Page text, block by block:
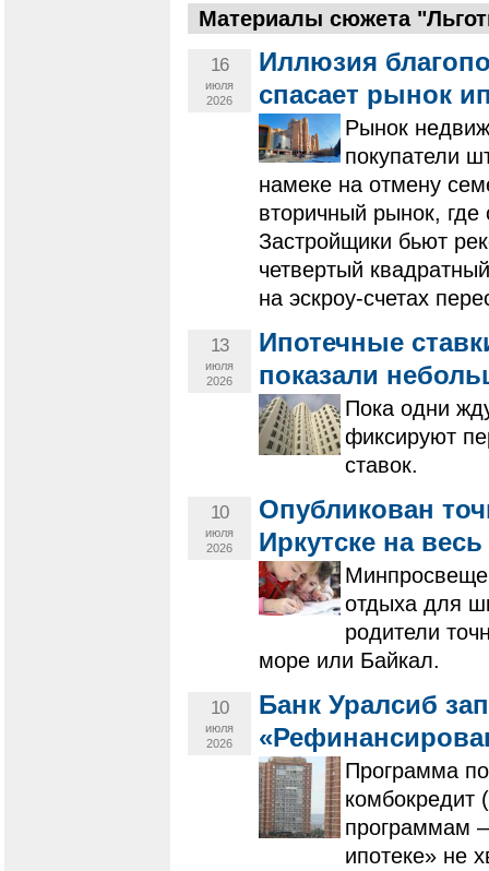
Материалы сюжета
16
июля
2026
Иллюзия
спасает рынок
Рынок
покупатели
намеке на отмену
вторичный рынок, где
Застройщики бьют
четвертый
на эскроу-счетах
13
июля
2026
Ипотечные
показали
Пока одни
фиксируют
ставок.
10
июля
2026
Опубликован
Иркутске на весь
отдыха для
родители
море или Байкал.
10
июля
2026
Банк Уралсиб
Программа
комбокредит
программам
ипотеке» не